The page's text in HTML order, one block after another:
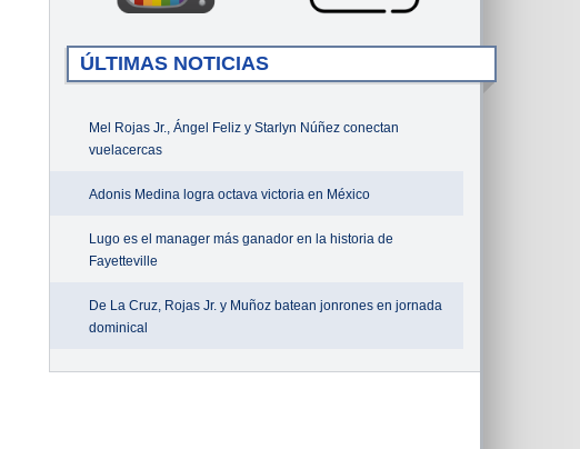
ÚLTIMAS NOTICIAS
Mel Rojas Jr., Ángel Feliz y Starlyn Núñez conectan
vuelacercas
Adonis Medina logra octava victoria en México
Lugo es el manager más ganador en la historia de
Fayetteville
De La Cruz, Rojas Jr. y Muñoz batean jonrones en jornada
dominical